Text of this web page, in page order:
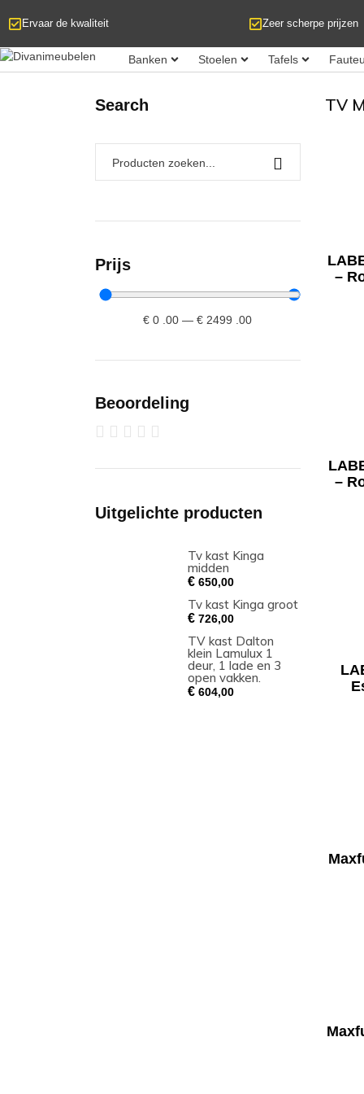
Ervaar de kwaliteit Zeer scherpe prijzen
Banken Stoelen Tafels
Search
Prijs
€ 0 .00 —€ 2499 .00
Beoordeling
Uitgelichte producten
Tv kast Kinga
midden
€ 650,00
Tv kast Kinga groot
€ 726,00
TV kast Dalton
klein Lamulux 1
deur, 1 lade en 3
open vakken.
€ 604,00
TV
–
–